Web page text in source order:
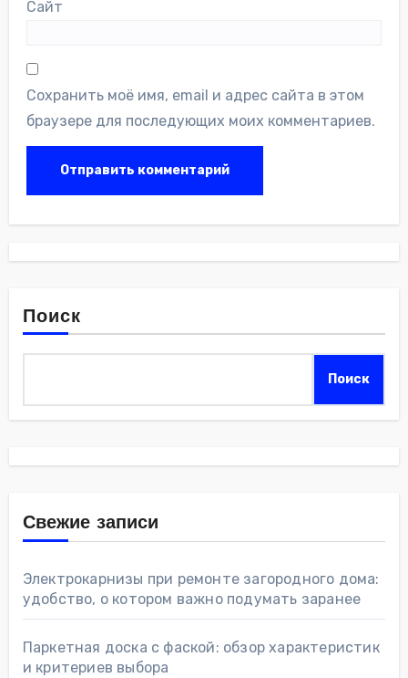
Сайт
Сохранить моё имя, email и адрес сайта в этом
браузере для последующих моих комментариев.
Поиск
Поиск
Свежие записи
Электрокарнизы при ремонте загородного дома:
удобство, о котором важно подумать заранее
Паркетная доска с фаской: обзор характеристик
и критериев выбора